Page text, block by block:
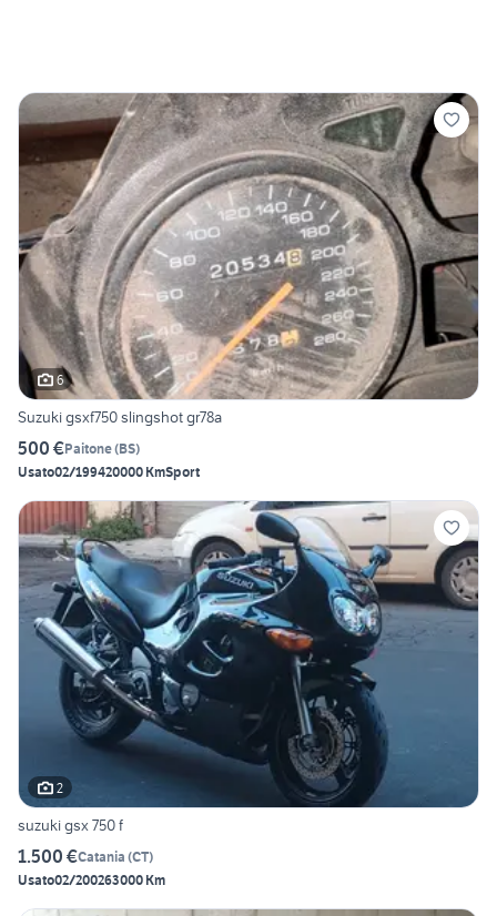
6
Suzuki gsxf750 slingshot gr78a
500 €Paitone(BS)
Usato02/199420000 KmSport
2
suzuki gsx 750 f
1.500 €Catania (CT)
Usato02/200263000 Km